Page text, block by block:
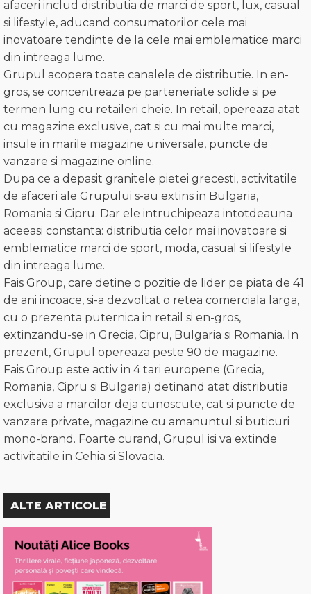
afaceri includ distributia de marci de sport, lux, casual
si lifestyle, aducand consumatorilor cele mai
inovatoare tendinte de la cele mai emblematice marci
din intreaga lume.
Grupul acopera toate canalele de distributie. In en-
gros, se concentreaza pe parteneriate solide si pe
termen lung cu retaileri cheie. In retail, opereaza atat
cu magazine exclusive, cat si cu mai multe marci,
insule in marile magazine universale, puncte de
vanzare si magazine online.
Dupa ce a depasit granitele pietei grecesti, activitatile
de afaceri ale Grupului s-au extins in Bulgaria,
Romania si Cipru. Dar ele intruchipeaza intotdeauna
aceeasi constanta: distributia celor mai inovatoare si
emblematice marci de sport, moda, casual si lifestyle
din intreaga lume.
Fais Group, care detine o pozitie de lider pe piata de 41
de ani incoace, si-a dezvoltat o retea comerciala larga,
cu o prezenta puternica in retail si en-gros,
extinzandu-se in Grecia, Cipru, Bulgaria si Romania. In
prezent, Grupul opereaza peste 90 de magazine.
Fais Group este activ in 4 tari europene (Grecia,
Romania, Cipru si Bulgaria) detinand atat distributia
exclusiva a marcilor deja cunoscute, cat si puncte de
vanzare private, magazine cu amanuntul si buticuri
mono-brand. Foarte curand, Grupul isi va extinde
activitatile in Cehia si Slovacia.
ALTE ARTICOLE